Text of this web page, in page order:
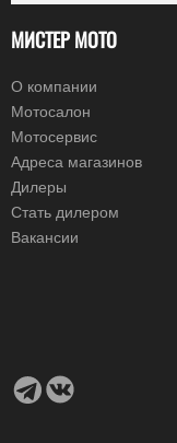
МИСТЕР МОТО
О компании
Мотосалон
Мотосервис
Адреса магазинов
Дилеры
Стать дилером
Вакансии